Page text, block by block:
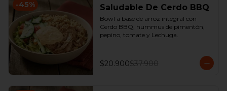
-45% Saludable De Cerdo BBQ
Bowl a base de arroz integral con
Cerdo BBQ, hummus de pimentón,
pepino, tomate y Lechuga.
$20.900$37.900